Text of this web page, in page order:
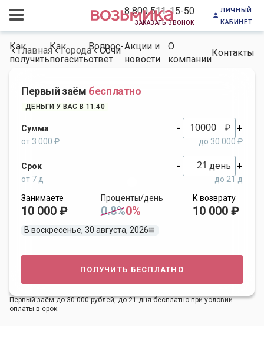
8 800 511-15-50
заказать звонок
личный
кабинет
Как
получить
Как
погасить
Вопрос-
ответ
Акции и
новости
О
компании
Контакты
Главная Города Сочи
Первый заём бесплатно
ДЕНЬГИ У ВАС В 11:40
Сумма - ₽ +
от 3 000 ₽ до 30 000 ₽
Срок - день +
от 7 д
до 21 д
Занимаете
10 000 ₽
Проценты/день
0.8%0%
К возврату
10 000 ₽
В воскресенье, 30 августа, 2026
получить бесплатно
Первый заём до 30 000 рублей, до 21 дня бесплатно при условии
оплаты в срок